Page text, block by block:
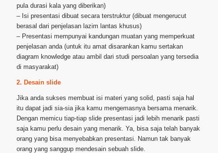
pula durasi kala yang diberikan)
– Isi presentasi dibuat secara terstruktur (dibuat mengerucut
berasal dari penjelasan lazim lantas khusus)
– Presentasi mempunyai kandungan muatan yang memperkuat
penjelasan anda (untuk itu amat disarankan kamu sertakan
diagram knowledge atau ambil dari studi persoalan yang tersedia
di masyarakat)
2. Desain slide
Jika anda sukses membuat isi materi yang solid, pasti saja hal
itu dapat jadi sia-sia jika kamu mengemasnya bersama menarik.
Dengan memicu tiap-tiap slide presentasi jadi lebih menarik pasti
saja kamu perlu desain yang menarik. Ya, bisa saja telah banyak
orang yang bisa menyebabkan presentasi. Namun tak banyak
orang yang sanggup mendesain sebuah slide.